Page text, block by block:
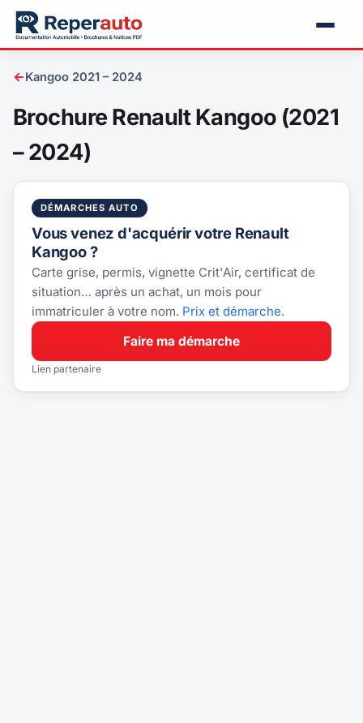
←Kangoo 2021 – 2024
Brochure Renault Kangoo (2021
– 2024)
DÉMARCHES AUTO
Vous venez d'acquérir votre Renault
Kangoo ?
Carte grise, permis, vignette Crit'Air, certificat de
situation… après un achat, un mois pour
immatriculer à votre nom. Prix et démarche.
Faire ma démarche
Lien partenaire